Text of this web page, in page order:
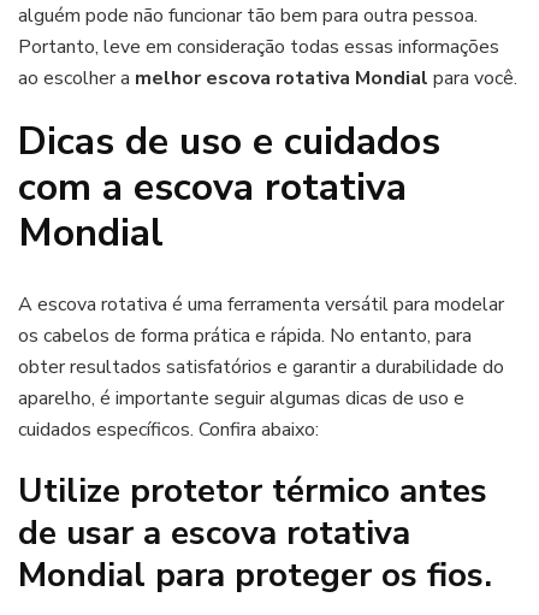
alguém pode não funcionar tão bem para outra pessoa.
Portanto, leve em consideração todas essas informações
ao escolher a melhor escova rotativa Mondial para você.
Dicas de uso e cuidados
com a escova rotativa
Mondial
A escova rotativa é uma ferramenta versátil para modelar
os cabelos de forma prática e rápida. No entanto, para
obter resultados satisfatórios e garantir a durabilidade do
aparelho, é importante seguir algumas dicas de uso e
cuidados específicos. Confira abaixo:
Utilize protetor térmico antes
de usar a escova rotativa
Mondial para proteger os fios.